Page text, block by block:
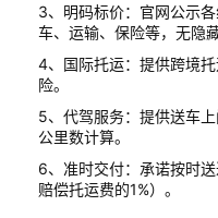
3、明码标价：官网公示
车、运输、保险等，无隐藏
4、国际托运：提供跨境
险。
5、代驾服务：提供送车
公里数计算。
6、准时交付：承诺按时
赔偿托运费的1%）。